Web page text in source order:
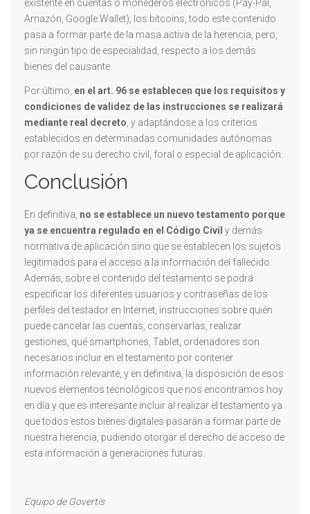
existente en cuentas o monederos electrónicos (Pay-Pal,
Amazón, Google Wallet), los bitcoins, todo este contenido
pasa a formar parte de la masa activa de la herencia, pero,
sin ningún tipo de especialidad, respecto a los demás
bienes del causante.
Por último, en el art. 96 se establecen que los requisitos y
condiciones de validez de las instrucciones se realizará
mediante real decreto , y adaptándose a los criterios
establecidos en determinadas comunidades autónomas
por razón de su derecho civil, foral o especial de aplicación.
Conclusión
En definitiva, no se establece un nuevo testamento porque
ya se encuentra regulado en el Código Civil y demás
normativa de aplicación sino que se establecen los sujetos
legitimados para el acceso a la información del fallecido.
Además, sobre el contenido del testamento se podrá
especificar los diferentes usuarios y contraseñas de los
perfiles del testador en Internet, instrucciones sobre quién
puede cancelar las cuentas, conservarlas, realizar
gestiones, qué smartphones, Tablet, ordenadores son
necesarios incluir en el testamento por contener
información relevante, y en definitiva, la disposición de esos
nuevos elementos tecnológicos que nos encontramos hoy
en día y que es interesante incluir al realizar el testamento ya
que todos estos bienes digitales pasarán a formar parte de
nuestra herencia, pudiendo otorgar el derecho de acceso de
esta información a generaciones futuras.
Equipo de Govertis